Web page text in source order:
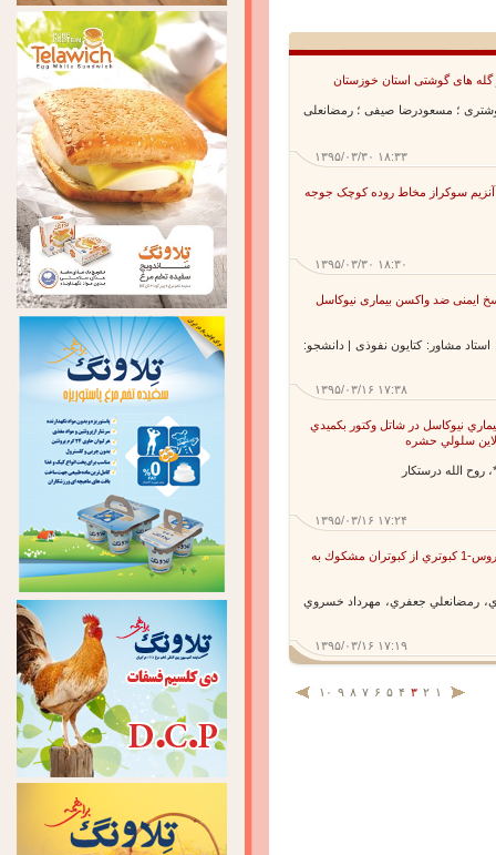
های گوشتی استان خوزستان
؛ مسعودرضا صیفی ؛ رمضانعلی
۱۳۹۵/۰۳/۳۰ ۱۸:۳۳
سوکراز مخاط روده کوچک جوجه
۱۳۹۵/۰۳/۳۰ ۱۸:۳۰
ایمنی ضد واکسن بیماری نیوکاسل
مشاور: کتایون نفوذی | دانشجو:
۱۳۹۵/۰۳/۱۶ ۱۷:۳۸
نيوكاسل در شاتل وكتور بكميدي
سلولي حشره
الله درستكار
۱۳۹۵/۰۳/۱۶ ۱۷:۲۴
جداسازي و تشخيص مولكولي پاراميكزوويروس-1 كبوتري از كبوتران مشكوك به
رمضانعلي جعفري، مهرداد خسروي
۱۳۹۵/۰۳/۱۶ ۱۷:۱۹
۱ ۲ ۳ ۴ ۵ ۶ ۷ ۸ ۹ ۱۰